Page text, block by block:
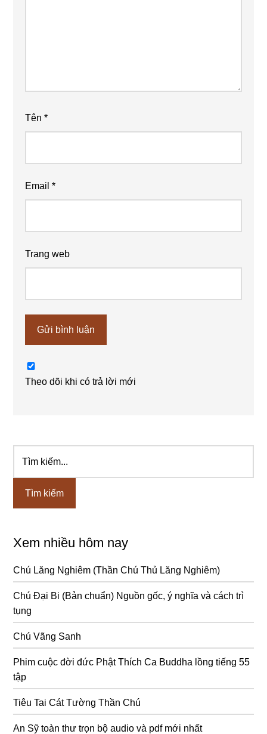
Tên*
Email*
Trang web
Theo dõi khi có trả lời mới
Sidebar
chính
kiếm...
Xem nhiều hôm nay
Chú Lăng Nghiêm (Thần Chú Thủ Lăng Nghiêm)
Chú Đại Bi (Bản chuẩn) Nguồn gốc, ý nghĩa và cách trì
tụng
Chú Vãng Sanh
Phim cuộc đời đức Phật Thích Ca Buddha lồng tiếng 55
tập
Tiêu Tai Cát Tường Thần Chú
An Sỹ toàn thư trọn bộ audio và pdf mới nhất